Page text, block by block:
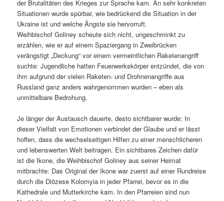
der Brutalitäten des Krieges zur Sprache kam. An sehr konkreten
Situationen wurde spürbar, wie bedrückend die Situation in der
Ukraine ist und welche Ängste sie hervorruft.
Weihbischof Goliney scheute sich nicht, ungeschminkt zu
erzählen, wie er auf einem Spaziergang in Zweibrücken
verängstigt „Deckung“ vor einem vermeintlichen Raketenangriff
suchte: Jugendliche hatten Feuerwerkskörper entzündet, die von
ihm aufgrund der vielen Raketen- und Drohnenangriffe aus
Russland ganz anders wahrgenommen wurden – eben als
unmittelbare Bedrohung.
Je länger der Austausch dauerte, desto sichtbarer wurde: In
dieser Vielfalt von Emotionen verbindet der Glaube und er lässt
hoffen, dass die wechselseitigen Hilfen zu einer menschlicheren
und lebenswerten Welt beitragen. Ein sichtbares Zeichen dafür
ist die Ikone, die Weihbischof Goliney aus seiner Heimat
mitbrachte: Das Original der Ikone war zuerst auf einer Rundreise
durch die Diözese Kolomyia in jeder Pfarrei, bevor es in die
Kathedrale und Mutterkirche kam. In den Pfarreien sind nun